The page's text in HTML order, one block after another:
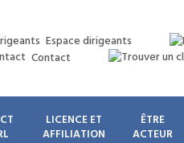
Espace dirigeants
Contact
LICENCE ET
AFFILIATION
ÊTRE
ACTEUR